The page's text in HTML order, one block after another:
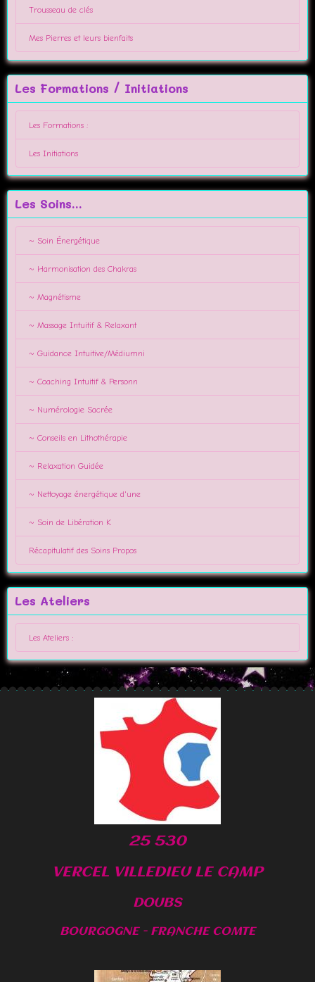
Trousseau de clés
Mes Pierres et leurs bienfaits
Les Formations / Initiations
Les Formations :
Les Initiations
Les Soins...
~ Soin Énergétique
~ Harmonisation des Chakras
~ Magnétisme
~ Massage Intuitif & Relaxant
~ Guidance Intuitive/Médiumni
~ Coaching Intuitif & Personn
~ Numérologie Sacrée
~ Conseils en Lithothérapie
~ Relaxation Guidée
~ Nettoyage énergétique d'une
~ Soin de Libération K
Récapitulatif des Soins Propos
Les Ateliers
Les Ateliers :
25 530
VERCEL VILLEDIEU LE CAMP
DOUBS
BOURGOGNE - FRANCHE COMTE